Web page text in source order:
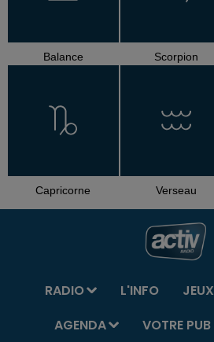
Balance Scorpion
Capricorne Verseau
RADIO L'INFO JEUX
AGENDA
VOTRE PUB